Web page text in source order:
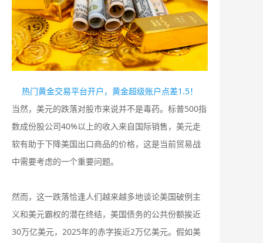
热门黄金交易平台开户，黄金超级账户点差1.5！
当然，美元的跌落对股市来说并不是毒药。标普500指
数成份股公司40%以上的收入来自国际销售，美元走
软有助于下降美国出口商品的价格，这是当前贸易战
中需要考虑的一个重要问题。
然而，这一跌落恰逢人们越来越多地谈论美国破例主
义和美元霸权的潜在终结，美国债务的公共份额挨近
30万亿美元，2025年的赤字挨近2万亿美元。假如美